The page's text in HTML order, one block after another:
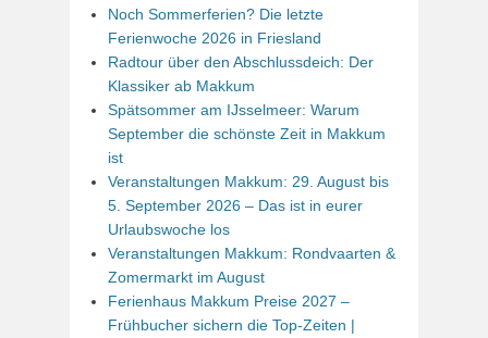
Noch Sommerferien? Die letzte
Ferienwoche 2026 in Friesland
Radtour über den Abschlussdeich: Der
Klassiker ab Makkum
Spätsommer am IJsselmeer: Warum
September die schönste Zeit in Makkum
ist
Veranstaltungen Makkum: 29. August bis
5. September 2026 – Das ist in eurer
Urlaubswoche los
Veranstaltungen Makkum: Rondvaarten &
Zomermarkt im August
Ferienhaus Makkum Preise 2027 –
Frühbucher sichern die Top-Zeiten |